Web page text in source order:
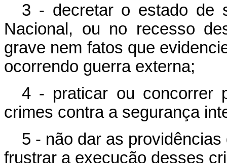
3 - decretar o estado de
Nacional, ou no recesso
grave nem fatos que
ocorrendo guerra externa;
4 - praticar ou concorrer
crimes contra a segurança
5 - não dar as
frustrar a execução desses